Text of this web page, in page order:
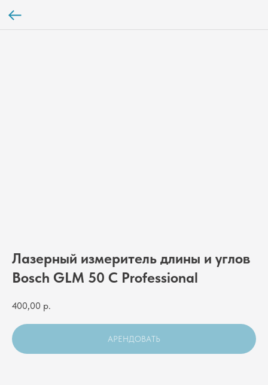
Лазерный измеритель длины и углов
Bosch GLM 50 C Professional
400,00 р.
АРЕНДОВАТЬ